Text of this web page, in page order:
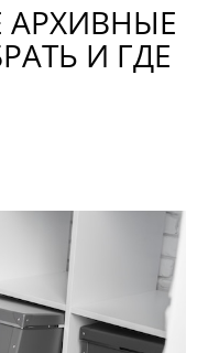
АРХИВНЫЕ
И ГДЕ